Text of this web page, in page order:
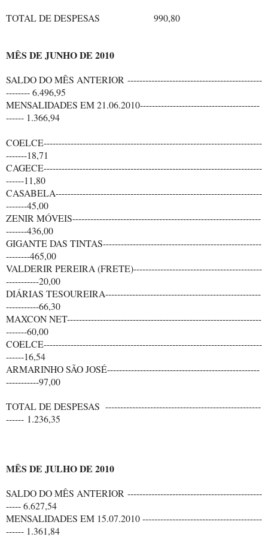
TOTAL DE DESPESAS 990,80
MÊS DE JUNHO DE 2010
SALDO DO MÊS ANTERIOR ---------------------------------------------
-------- 6.496,95
MENSALIDADES EM 21.06.2010----------------------------------------
------ 1.366,94
COELCE-------------------------------------------------------------------------
-------18,71
CAGECE-------------------------------------------------------------------------
------11,80
CASABELA---------------------------------------------------------------------
-------45,00
ZENIR MÓVEIS---------------------------------------------------------------
-------436,00
GIGANTE DAS TINTAS-----------------------------------------------------
--------465,00
VALDERIR PEREIRA (FRETE)-------------------------------------------
-----------20,00
DIÁRIAS TESOUREIRA----------------------------------------------------
-----------66,30
MAXCON NET-----------------------------------------------------------------
-------60,00
COELCE-------------------------------------------------------------------------
------16,54
ARMARINHO SÃO JOSÉ---------------------------------------------------
-----------97,00
TOTAL DE DESPESAS ----------------------------------------------------
------ 1.236,35
MÊS DE JULHO DE 2010
SALDO DO MÊS ANTERIOR ---------------------------------------------
----- 6.627,54
MENSALIDADES EM 15.07.2010 ----------------------------------------
------ 1.361,84